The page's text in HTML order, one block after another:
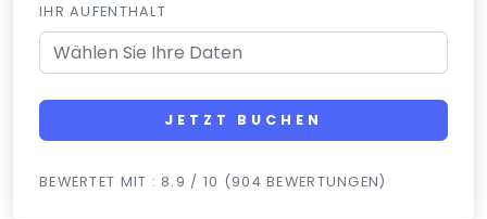
IHR AUFENTHALT
JETZT BUCHEN
BEWERTET MIT : 8.9 / 10 (904 BEWERTUNGEN)